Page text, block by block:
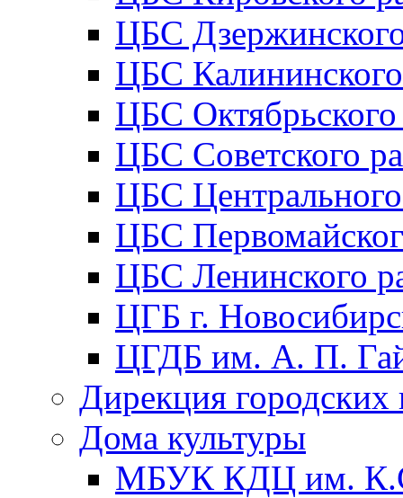
ЦБС
ЦБС
ЦБС
ЦБС Советского
ЦБС
ЦБС
ЦБС Ленинского
ЦГБ г.
ЦГДБ им. А. П.
Дирекция городских
Дома культуры
МБУК КДЦ им.